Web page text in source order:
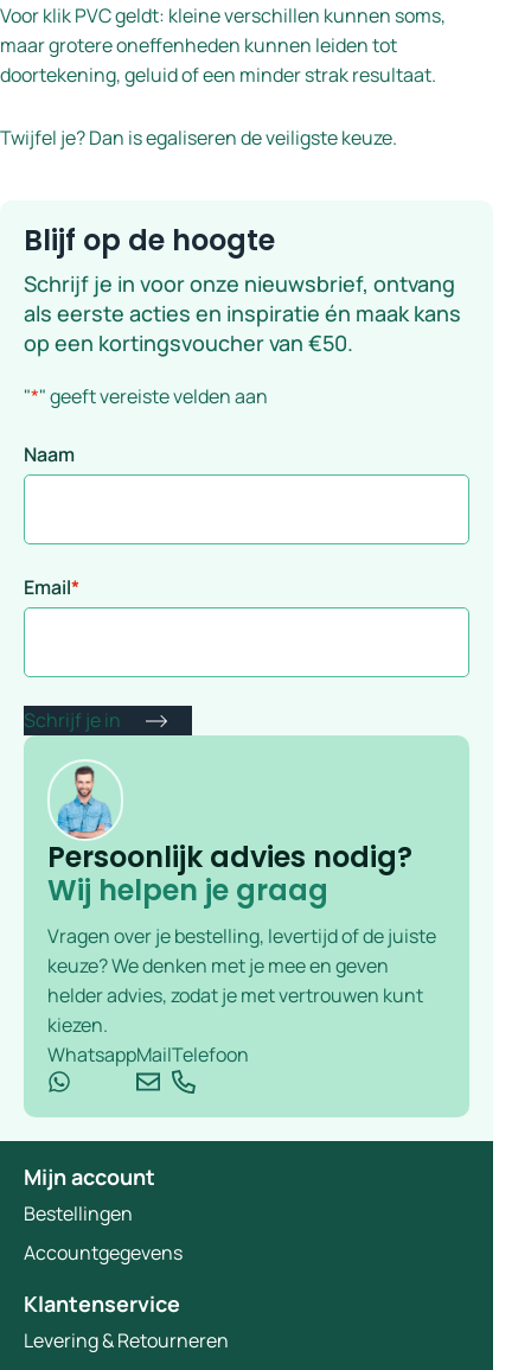
Voor klik PVC geldt: kleine verschillen kunnen soms,
maar grotere oneffenheden kunnen leiden tot
doortekening, geluid of een minder strak resultaat.
Twijfel je? Dan is egaliseren de veiligste keuze.
Blijf op de hoogte
Schrijf je in voor onze nieuwsbrief, ontvang
als eerste acties en inspiratie én maak kans
op een kortingsvoucher van €50.
"*" geeft vereiste velden aan
Naam
Email*
Persoonlijk advies nodig?
Wij helpen je graag
Vragen over je bestelling, levertijd of de juiste
keuze? We denken met je mee en geven
helder advies, zodat je met vertrouwen kunt
kiezen.
WhatsappMailTelefoon
Mijn account
Bestellingen
Accountgegevens
Klantenservice
Levering & Retourneren